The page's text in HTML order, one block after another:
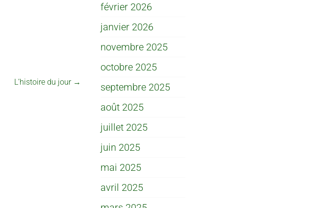
L’histoire du jour →
février 2026
janvier 2026
novembre 2025
octobre 2025
septembre 2025
août 2025
juillet 2025
juin 2025
mai 2025
avril 2025